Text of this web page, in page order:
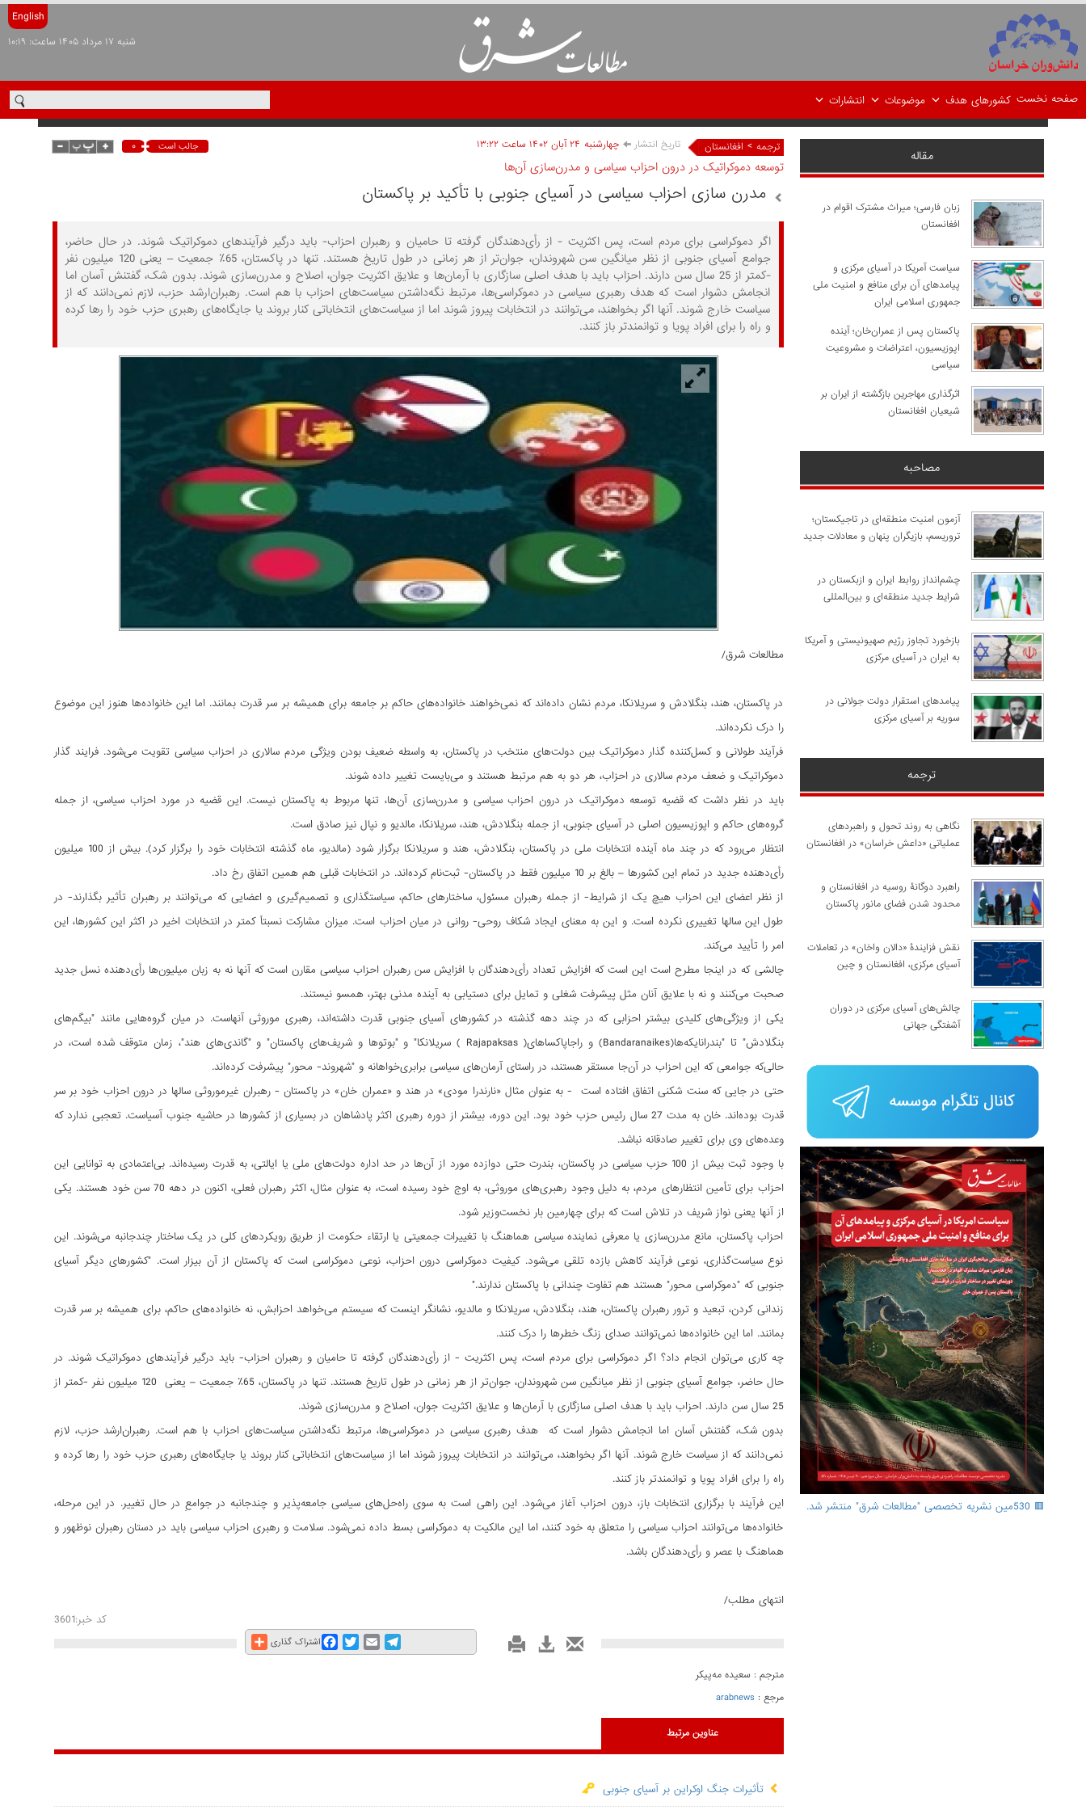
English
شنبه ۱۷ مرداد ۱۴۰۵ ساعت: ۱۰:۱۹
صفحه نخست کشورهای هدف موضوعات انتشارات
ترجمه > افغانستان تاریخ انتشار چهارشنبه ۲۴ آبان ۱۴۰۲ ساعت ۱۳:۲۲ جالب است ۰
توسعه دموکراتیک در درون احزاب سیاسی و مدرن‌سازی آن‌ها
مدرن سازی احزاب سیاسی در آسیای جنوبی با تأکید بر پاکستان
اگر دموکراسی برای مردم است، پس اکثریت‌ - از رأی‌دهندگان گرفته تا حامیان و رهبران احزاب- باید درگیر فرآیندهای دموکراتیک شوند. در حال حاضر،
جوامع آسیای جنوبی از نظر میانگین سن شهروندان، جوان‌تر از هر زمانی در طول تاریخ هستند. تنها در پاکستان، 65٪ جمعیت – یعنی 120 میلیون نفر
-کمتر از 25 سال سن دارند. احزاب باید با هدف اصلی سازگاری با آرمان‌ها و علایق اکثریت‌ جوان، اصلاح و مدرن‌سازی شوند. بدون شک، گفتنش آسان اما
انجامش دشوار است که هدف رهبری سیاسی در دموکراسی‌ها، مرتبط نگه‌داشتن سیاست‌های احزاب با هم است. رهبران‌ارشد حزب، لازم نمی‌دانند که از
سیاست خارج شوند. آنها اگر بخواهند، می‌توانند در انتخابات پیروز شوند اما از سیاست‌های انتخاباتی کنار بروند یا جایگاه‌های رهبری حزب خود را رها کرده
و راه را برای افراد پویا و توانمند‌تر باز کنند.
مطالعات شرق/
در پاکستان، هند، بنگلادش و سریلانکا، مردم نشان داده‌‌اند که نمی‌‌خواهند خانواده‌های حاکم بر جامعه برای همیشه بر سر قدرت بمانند. اما این خانواده‌ها هنوز این موضوع
را درک نکرده‌اند.
فرآیند طولانی و کسل‌کننده گذار دموکراتیک بین دولت‌های منتخب در پاکستان، به واسطه ضعیف بودن ویژگی مردم سالاری در احزاب سیاسی تقویت می‌شود. فرایند گذار
دموکراتیک و ضعف مردم سالاری در احزاب، هر دو به هم مرتبط هستند و می‌بایست تغییر داده شوند.
باید در نظر داشت که قضیه توسعه دموکراتیک در درون احزاب سیاسی و مدرن‌سازی آن‌ها، تنها مربوط به پاکستان نیست. این قضیه در مورد احزاب سیاسی، از جمله
گروه‌های حاکم و اپوزیسیون اصلی در آسیای جنوبی، از جمله بنگلادش، هند، سریلانکا، مالدیو و نپال نیز صادق است.
انتظار می‌رود که در چند ماه آینده انتخابات ملی در پاکستان، بنگلادش، هند و سریلانکا برگزار شود (مالدیو، ماه گذشته انتخابات خود را برگزار کرد). بیش از 100 میلیون
رأی‌دهنده جدید در تمام این کشورها – بالغ بر 10 میلیون فقط در پاکستان- ثبت‌نام کرده‌اند. در انتخابات قبلی‌ هم همین اتفاق رخ داد.
از نظر اعضای این احزاب هیچ یک از شرایط- از جمله رهبران مسئول، ساختارهای حاکم، سیاستگذاری و تصمیم‌گیری و اعضایی که می‌توانند بر رهبران تأثیر بگذارند- در
طول این سالها تغییری نکرده است. و این به معنای ایجاد شکاف روحی- روانی در میان احزاب است. میزان مشارکت نسبتاً کمتر در انتخابات اخیر در اکثر این کشورها، این
امر را تأیید می‌کند.
چالشی که در اینجا مطرح است این است که افزایش تعداد رأی‌دهندگان با افزایش سن رهبران احزاب سیاسی مقارن است که آنها نه به زبان میلیون‌ها رأی‌دهنده نسل جدید
صحبت می‌کنند و نه با علایق آنان مثل پیشرفت شغلی و تمایل برای دستیابی به آینده‌ مدنی بهتر، همسو نیستند.
یکی از ویژگی‌های کلیدی بیشتر احزابی که در چند دهه گذشته در کشورهای آسیای جنوبی قدرت داشته‌اند، رهبری‌ موروثی آنهاست. در میان گروه‌هایی مانند "بیگم‌های‌
بنگلادش" تا "بندرانایکه‌ها(Bandaranaikes) و راجاپاکساهای( Rajapaksas ) سریلانکا" و "بوتوها و شریف‌های‌ پاکستان" و "گاندی‌های‌ هند"، زمان متوقف شده است، در
حالی‌که جوامعی که این احزاب در آن‌جا مستقر هستند، در راستای آرمان‌های سیاسی برابری‌خواهانه و "شهروند- محور" پیشرفت کرده‌اند.
حتی در جایی که سنت شکنی اتفاق افتاده است - به عنوان مثال «نارندرا مودی» در هند و «عمران خان» در پاکستان - رهبران غیرموروثی سالها در درون احزاب خود بر سر
قدرت بوده‌اند. خان به مدت 27 سال رئیس حزب خود بود. این دوره، بیشتر از دوره رهبری اکثر پادشاهان در بسیاری از کشورها در حاشیه جنوب آسیاست. تعجبی ندارد که
وعده‌های وی برای تغییر صادقانه نباشد.
با وجود ثبت بیش از 100 حزب سیاسی در پاکستان، بندرت حتی دوازده مورد از آن‌ها در حد اداره دولت‌های ملی یا ایالتی، به قدرت رسیده‌اند. بی‌اعتمادی به توانایی این
احزاب برای تأمین انتظارهای مردم، به دلیل وجود رهبری‌های موروثی، به اوج خود رسیده است، به عنوان مثال، اکثر رهبران فعلی، اکنون در دهه 70 سن خود هستند. یکی
از آنها یعنی نواز شریف در تلاش است که برای چهارمین بار نخست‌وزیر شود.
احزاب پاکستان، مانع مدرن‌سازی یا معرفی نماینده سیاسی هماهنگ با تغییرات جمعیتی یا ارتقاء حکومت از طریق رویکردهای کلی در یک ساختار چندجانبه می‌شوند. این
نوع سیاست‌گذاری، نوعی فرآیند کاهش بازده تلقی می‌شود. کیفیت دموکراسی درون احزاب، نوعی دموکراسی است که پاکستان از آن بیزار است. "کشورهای دیگر آسیای
جنوبی که "دموکراسی محور" هستند هم تفاوت چندانی با پاکستان ندارند."
زندانی کردن، تبعید‌ و ترور رهبران پاکستان، هند، بنگلادش، سریلانکا و مالدیو، نشانگر اینست که سیستم می‌خواهد احزابش، نه خانواده‌های حاکم، برای همیشه بر سر قدرت
بمانند. اما این خانواده‌ها نمی‌توانند صدای زنگ خطرها را درک کنند.
چه کاری می‌توان انجام داد؟ اگر دموکراسی برای مردم است، پس اکثریت‌ - از رأی‌دهندگان گرفته تا حامیان و رهبران احزاب- باید درگیر فرآیندهای دموکراتیک شوند. در
حال حاضر، جوامع آسیای جنوبی از نظر میانگین سن شهروندان، جوان‌تر از هر زمانی در طول تاریخ هستند. تنها در پاکستان، 65٪ جمعیت – یعنی 120 میلیون نفر -کمتر از
25 سال سن دارند. احزاب باید با هدف اصلی سازگاری با آرمان‌ها و علایق اکثریت‌ جوان، اصلاح و مدرن‌سازی شوند.
بدون شک، گفتنش آسان اما انجامش دشوار است که هدف رهبری سیاسی در دموکراسی‌ها، مرتبط نگه‌داشتن سیاست‌های احزاب با هم است. رهبران‌ارشد حزب، لازم
نمی‌دانند که از سیاست خارج شوند. آنها اگر بخواهند، می‌توانند در انتخابات پیروز شوند اما از سیاست‌های انتخاباتی کنار بروند یا جایگاه‌های رهبری حزب خود را رها کرده و
راه را برای افراد پویا و توانمند‌تر باز کنند.
این فرآیند با برگزاری انتخابات باز، درون احزاب آغاز می‌شود. این راهی است به سوی راه‌حل‌های سیاسی جامعه‌پذیر و چندجانبه در جوامعِ در حال تغییر. در این مرحله،
خانواده‌ها می‌توانند احزاب سیاسی را متعلق به خود کنند، اما این مالکیت به دموکراسی بسط داده نمی‌شود. سلامت و رهبری احزاب سیاسی باید در دستان رهبران نوظهور و
هماهنگ با عصر و رأی‌دهندگان باشد.
انتهای مطلب/
کد خبر:3601
Share اشتراک گذاری
FacebookTwitterEmail
Telegram
مترجم : سعیده مه‌پیکر
مرجع : arabnews
عناوین مرتبط
تأثیرات جنگ اوکراین بر آسیای جنوبی
مقاله
زبان فارسی؛ میراث مشترک اقوام در
افغانستان
سیاست آمریکا در آسیای مرکزی و
پیامدهای آن برای منافع و امنیت ملی
جمهوری اسلامی ایران
پاکستان پس از عمران‌خان؛ آینده
اپوزیسیون، اعتراضات و مشروعیت
سیاسی
اثرگذاری مهاجرین بازگشته از ایران بر
شیعیان افغانستان
مصاحبه
آزمون امنیت منطقه‌ای در تاجیکستان؛
تروریسم، بازیگران پنهان و معادلات جدید
چشم‌انداز روابط ایران و ازبکستان در
شرایط جدید منطقه‌ای و بین‌المللی
​بازخورد تجاوز رژیم صهیونیستی و آمریکا
به ایران در آسیای مرکزی
پیامدهای استقرار دولت جولانی در
سوریه بر آسیای مرکزی
ترجمه
نگاهی به روند تحول و راهبردهای
عملیاتی «داعش خراسان» در افغانستان
راهبرد دوگانۀ روسیه در افغانستان و
محدود شدن فضای مانور پاکستان
نقش فزایندۀ «دالان واخان» در تعاملات
آسیای مرکزی، افغانستان و چین
چالش‌های آسیای مرکزی در دوران
آشفتگی جهانی
🟥 530مین نشریه تخصصی "مطالعات شرق" منتشر شد.